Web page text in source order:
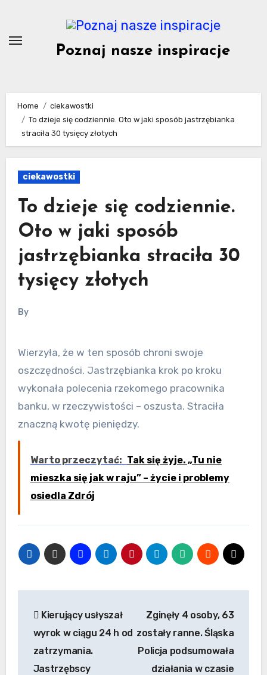
content
Poznaj nasze inspiracje
Home
ciekawostki
To dzieje się codziennie. Oto w jaki sposób jastrzębianka
straciła 30 tysięcy złotych
ciekawostki
To dzieje się codziennie.
Oto w jaki sposób
jastrzębianka straciła 30
tysięcy złotych
By
Wierzyła, że w ten sposób chroni swoje
oszczędności. Jastrzębianka krok po kroku
wykonała polecenia rzekomego pracownika
banku, w rzeczywistości – oszusta. Straciła
znaczną kwotę pieniędzy.
Warto przeczytać: Tak się żyje. „Tu nie
mieszka się jak w raju” – życie i problemy
osiedla Zdrój
wpisu
Kierujący usłyszał
wyrok w ciągu 24 h od
zatrzymania.
Jastrzębscy
Zginęły 4 osoby, 63
zostały ranne. Śląska
Policja podsumowała
działania w czasie